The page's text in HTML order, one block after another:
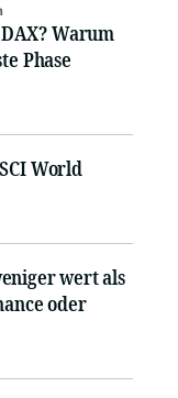
Warum
Phase
World
wert als
oder